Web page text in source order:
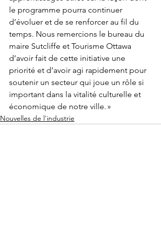
le programme pourra continuer
d’évoluer et de se renforcer au fil du
temps. Nous remercions le bureau du
maire Sutcliffe et Tourisme Ottawa
d’avoir fait de cette initiative une
priorité et d’avoir agi rapidement pour
soutenir un secteur qui joue un rôle si
important dans la vitalité culturelle et
économique de notre ville. »
Nouvelles de l'industrie